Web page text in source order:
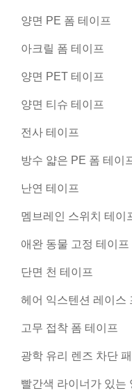
양면 PE 폼 테이프
아크릴 폼 테이프
양면 PET 테이프
양면 티슈 테이프
전사 테이프
방수 얇은 PE 폼 테이
난연 테이프
멤브레인 스위치 테이
애완 동물 고정 테이프
단면 천 테이프
헤어 익스텐션 레이스
고무 접착 폼 테이프
광학 유리 렌즈 차단
빨간색 라이너가 있는